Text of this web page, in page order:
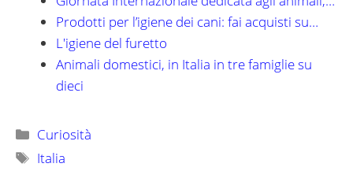
Prodotti per l’igiene dei cani: fai acquisti su…
L'igiene del furetto
Animali domestici, in Italia in tre famiglie su
dieci
Categorie
Curiosità
Tag
Italia